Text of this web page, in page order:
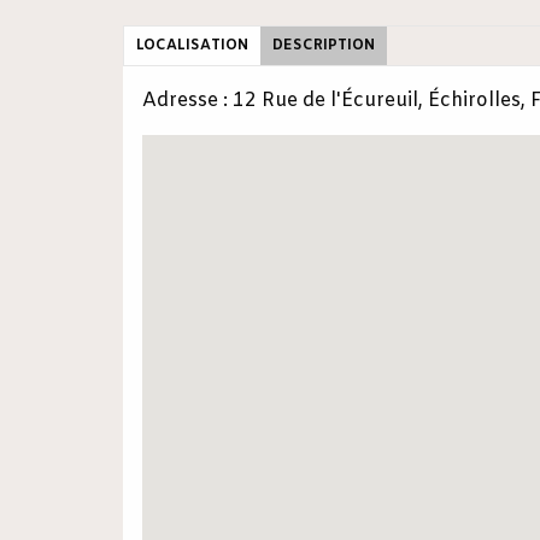
LOCALISATION DESCRIPTION
Adresse : 12 Rue de l'Écureuil, Échirolles,